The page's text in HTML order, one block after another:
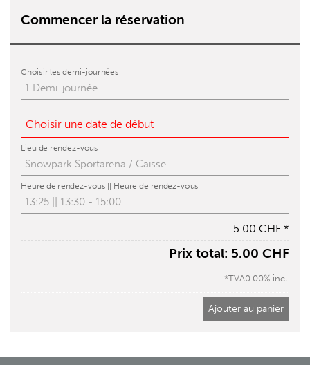
Commencer la réservation
Choisir les demi-journées
Choisir une date de début
Lieu de rendez-vous
Heure de rendez-vous || Heure de rendez-vous
5.00 CHF *
Prix total: 5.00 CHF
*TVA0.00% incl.
Ajouter au panier